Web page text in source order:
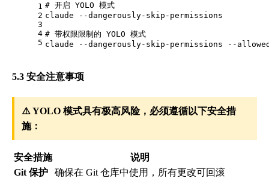
1
2
3
4
5
# 开启 YOLO 模式
claude --dangerously-skip-permissions
# 带权限限制的 YOLO 模式
claude --dangerously-skip-permissions --
5.3 安全注意事项
⚠️ YOLO 模式具有极高风险，必须遵循以下安全措
施：
安全措施
说明
Git 保护
确保在 Git 仓库中使用，所有更改可回滚